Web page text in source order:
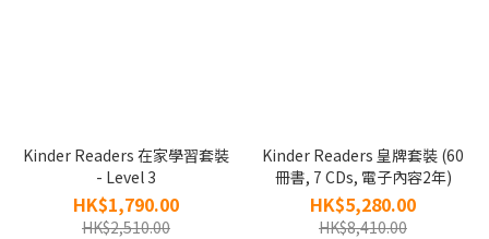
Kinder Readers 在家學習套裝
- Level 3
HK$1,790.00
HK$2,510.00
Kinder Readers 皇牌套裝 (60
冊書, 7 CDs, 電子內容2年)
HK$5,280.00
HK$8,410.00